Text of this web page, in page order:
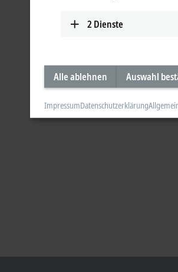
2 Dienste
Alle ablehnen Auswahl
ImpressumDatenschutzerklärung